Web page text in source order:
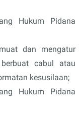
Hukum Pidana
dan mengatur
cabul atau
kesusilaan;
Hukum Pidana